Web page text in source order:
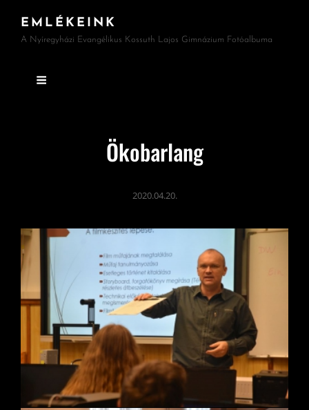
EMLÉKEINK
A Nyíregyházi Evangélikus Kossuth Lajos Gimnázium Fotóalbuma
Ökobarlang
2020.04.20.